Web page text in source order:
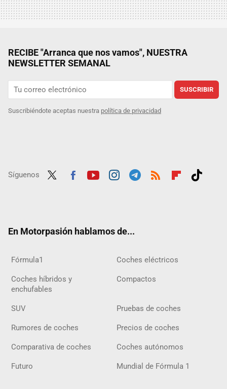
RECIBE "Arranca que nos vamos", NUESTRA
NEWSLETTER SEMANAL
SUSCRIBIR
Suscribiéndote aceptas nuestra política de privacidad
Síguenos
En Motorpasión hablamos de...
Fórmula1 Coches eléctricos
Coches híbridos y
enchufables
Compactos
SUV Pruebas de coches
Rumores de coches Precios de coches
Comparativa de coches Coches autónomos
Futuro Mundial de Fórmula 1